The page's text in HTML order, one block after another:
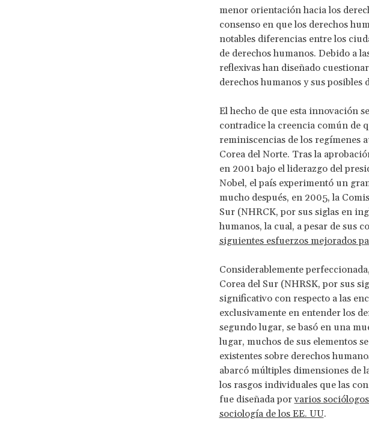
menor orientación hacia los
consenso en que los derechos
notables diferencias entre los
de derechos humanos. Debido a
reflexivas han diseñado
derechos humanos y sus posibles
El hecho de que esta innovación
contradice la creencia común de
reminiscencias de los
Corea del Norte. Tras la
en 2001 bajo el liderazgo del
Nobel, el país experimentó un
mucho después, en 2005, la
Sur (NHRCK, por sus siglas en
humanos, la cual, a pesar de sus
siguientes esfuerzos mejorados
Considerablemente
Corea del Sur (NHRSK, por sus
significativo con respecto a las
exclusivamente en entender los
segundo lugar, se basó en una
lugar, muchos de sus elementos
existentes sobre derechos
abarcó múltiples dimensiones de
los rasgos individuales que las
fue diseñada porvarios
sociología de los EE. UU.